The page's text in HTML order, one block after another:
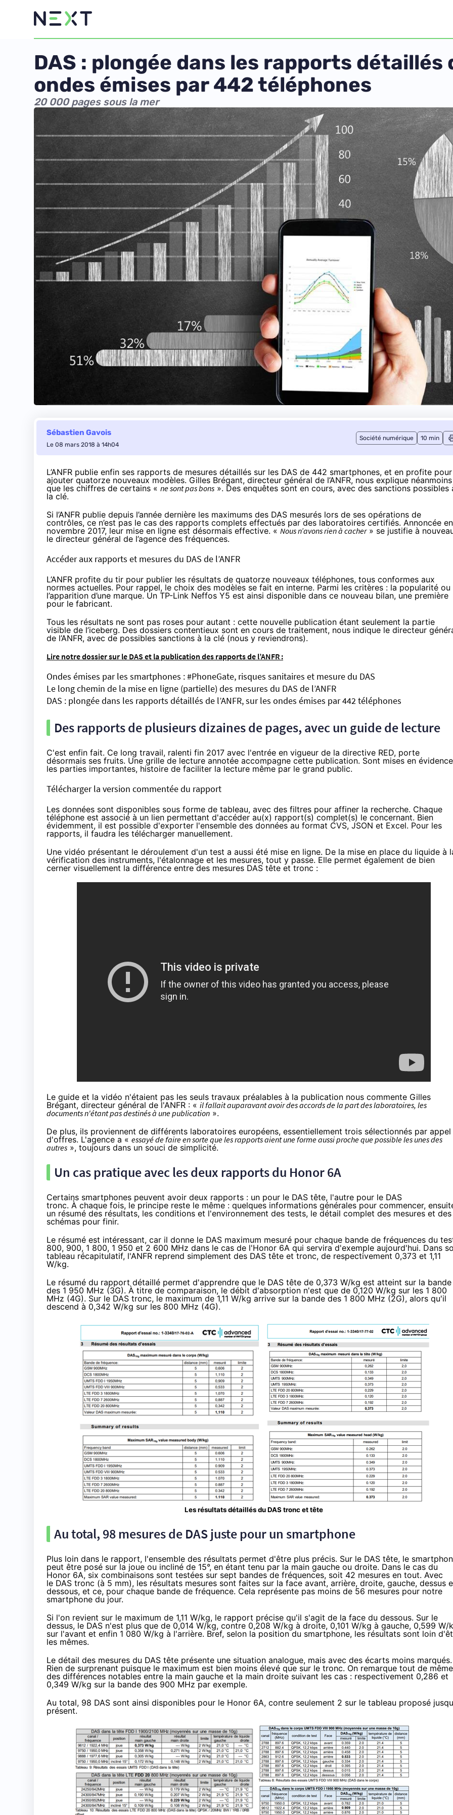
DAS : plongée dans les rapports détaillés
ondes émises par 442 téléphones
20 000 pages sous la mer
Sébastien Gavois
Le 08 mars 2018 à 14h04
Société numérique 10 min
L’ANFR publie enfin ses rapports de mesures détaillés sur les DAS de 442 smartphones, et en profite pour
ajouter quatorze nouveaux modèles. Gilles Brégant, directeur général de l’ANFR, nous explique néanmoins
que les chiffres de certains « ne sont pas bons ». Des enquêtes sont en cours, avec des sanctions possibles
la clé.
Si l’ANFR publie depuis l’année dernière les maximums des DAS mesurés lors de ses opérations de
contrôles, ce n’est pas le cas des rapports complets effectués par des laboratoires certifiés. Annoncée en
novembre 2017, leur mise en ligne est désormais effective. « Nous n’avons rien à cacher» se justifie à
le directeur général de l’agence des fréquences.
Accéder aux rapports et mesures du DAS de l’ANFR
L’ANFR profite du tir pour publier les résultats de quatorze nouveaux téléphones, tous conformes aux
normes actuelles. Pour rappel, le choix des modèles se fait en interne. Parmi les critères : la popularité ou
l’apparition d’une marque. Un TP-Link Neffos Y5 est ainsi disponible dans ce nouveau bilan, une première
pour le fabricant.
Tous les résultats ne sont pas roses pour autant : cette nouvelle publication étant seulement la partie
visible de l’iceberg. Des dossiers contentieux sont en cours de traitement, nous indique le directeur
de l’ANFR, avec de possibles sanctions à la clé (nous y reviendrons).
Lire notre dossier sur le DAS et la publication des rapports de l’ANFR :
Ondes émises par les smartphones : #PhoneGate, risques sanitaires et mesure du DAS
Le long chemin de la mise en ligne (partielle) des mesures du DAS de l’ANFR
DAS : plongée dans les rapports détaillés de l’ANFR, sur les ondes émises par 442 téléphones
Des rapports de plusieurs dizaines de pages, avec un guide de lecture
C'est enfin fait. Ce long travail, ralenti fin 2017 avec l'entrée en vigueur de la directive RED, porte
désormais ses fruits. Une grille de lecture annotée accompagne cette publication. Sont mises en évidence
les parties importantes, histoire de faciliter la lecture même par le grand public.
Télécharger la version commentée du rapport
Les données sont disponibles sous forme de tableau, avec des filtres pour affiner la recherche. Chaque
téléphone est associé à un lien permettant d'accéder au(x) rapport(s) complet(s) le concernant. Bien
évidemment, il est possible d'exporter l'ensemble des données au format CVS, JSON et Excel. Pour les
rapports, il faudra les télécharger manuellement.
Une vidéo présentant le déroulement d'un test a aussi été mise en ligne. De la mise en place du liquide à
vérification des instruments, l'étalonnage et les mesures, tout y passe. Elle permet également de bien
cerner visuellement la différence entre des mesures DAS tête et tronc :
Le guide et la vidéo n'étaient pas les seuls travaux préalables à la publication nous commente Gilles
Brégant, directeur général de l'ANFR : « il fallait auparavant avoir des accords de la part des laboratoires, les
documents n'étant pas destinés à une publication ».
De plus, ils proviennent de différents laboratoires européens, essentiellement trois sélectionnés par appel
d'offres. L'agence a « essayé de faire en sorte que les rapports aient une forme aussi proche que possible les unes des
autres », toujours dans un souci de simplicité.
Un cas pratique avec les deux rapports du Honor 6A
Certains smartphones peuvent avoir deux rapports : un pour le DAS tête, l'autre pour le DAS
tronc. À chaque fois, le principe reste le même : quelques informations générales pour commencer,
un résumé des résultats, les conditions et l'environnement des tests, le détail complet des mesures et des
schémas pour finir.
Le résumé est intéressant, car il donne le DAS maximum mesuré pour chaque bande de fréquences du
800, 900, 1 800, 1 950 et 2 600 MHz dans le cas de l'Honor 6A qui servira d'exemple aujourd'hui. Dans
tableau récapitulatif, l'ANFR reprend simplement des DAS tête et tronc, de respectivement 0,373 et 1,11
W/kg.
Le résumé du rapport détaillé permet d'apprendre que le DAS tête de 0,373 W/kg est atteint sur la bande
des 1 950 MHz (3G). À titre de comparaison, le débit d'absorption n'est que de 0,120 W/kg sur les 1 800
MHz (4G). Sur le DAS tronc, le maximum de 1,11 W/kg arrive sur la bande des 1 800 MHz (2G), alors qu'il
descend à 0,342 W/kg sur les 800 MHz (4G).
Les résultats détaillés du DAS tronc et tête
Au total, 98 mesures de DAS juste pour un smartphone
Plus loin dans le rapport, l'ensemble des résultats permet d'être plus précis. Sur le DAS tête, le
peut être posé sur la joue ou incliné de 15°, en étant tenu par la main gauche ou droite. Dans le cas du
Honor 6A, six combinaisons sont testées sur sept bandes de fréquences, soit 42 mesures en tout. Avec
le DAS tronc (à 5 mm), les résultats mesures sont faites sur la face avant, arrière, droite, gauche, dessus
dessous, et ce, pour chaque bande de fréquence. Cela représente pas moins de 56 mesures pour notre
smartphone du jour.
Si l'on revient sur le maximum de 1,11 W/kg, le rapport précise qu'il s'agit de la face du dessous. Sur le
dessus, le DAS n'est plus que de 0,014 W/kg, contre 0,208 W/kg à droite, 0,101 W/kg à gauche, 0,599 W/
sur l'avant et enfin 1 080 W/kg à l'arrière. Bref, selon la position du smartphone, les résultats sont loin
les mêmes.
Le détail des mesures du DAS tête présente une situation analogue, mais avec des écarts moins marqués.
Rien de surprenant puisque le maximum est bien moins élevé que sur le tronc. On remarque tout de même
des différences notables entre la main gauche et la main droite suivant les cas : respectivement 0,286 et
0,349 W/kg sur la bande des 900 MHz par exemple.
Au total, 98 DAS sont ainsi disponibles pour le Honor 6A, contre seulement 2 sur le tableau proposé
présent.